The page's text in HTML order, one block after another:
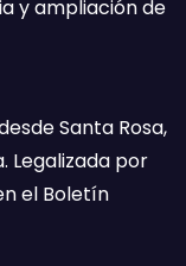
y ampliación de
Santa Rosa,
Legalizada por
el Boletín